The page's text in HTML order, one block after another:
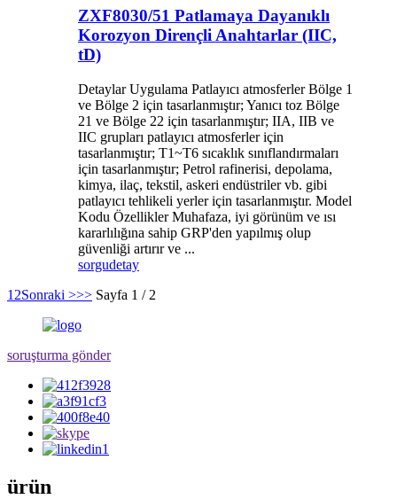
ZXF8030/51 Patlamaya Dayanıklı
Korozyon Dirençli Anahtarlar (IIC,
tD)
Detaylar Uygulama Patlayıcı atmosferler Bölge 1
ve Bölge 2 için tasarlanmıştır; Yanıcı toz Bölge
21 ve Bölge 22 için tasarlanmıştır; IIA, IIB ve
IIC grupları patlayıcı atmosferler için
tasarlanmıştır; T1~T6 sıcaklık sınıflandırmaları
için tasarlanmıştır; Petrol rafinerisi, depolama,
kimya, ilaç, tekstil, askeri endüstriler vb. gibi
patlayıcı tehlikeli yerler için tasarlanmıştır. Model
Kodu Özellikler Muhafaza, iyi görünüm ve ısı
kararlılığına sahip GRP'den yapılmış olup
güvenliği artırır ve ...
sorgudetay
1 2Sonraki >>> Sayfa 1 / 2
soruşturma gönder
ürün